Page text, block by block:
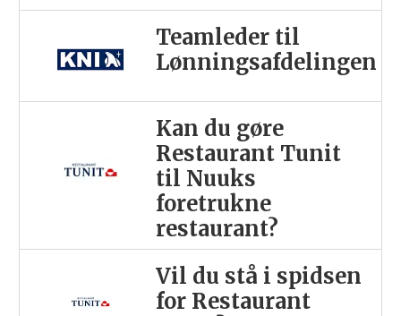
Teamleder til
Lønningsafdelingen
Kan du gøre
Restaurant Tunit
til Nuuks
foretrukne
restaurant?
Vil du stå i spidsen
for Restaurant